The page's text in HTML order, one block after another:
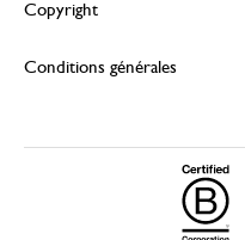
Copyright
Conditions générales